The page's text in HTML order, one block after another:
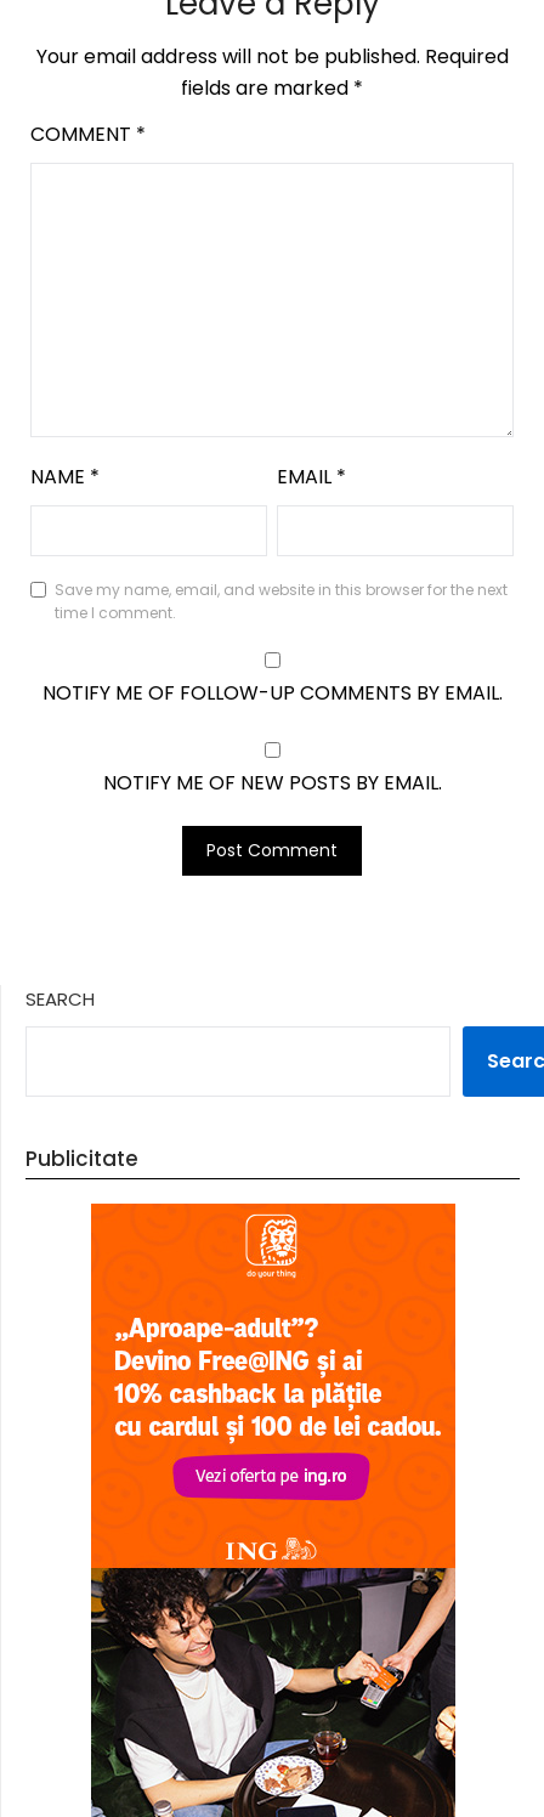
Your email address will not be published. Required
fields are marked *
COMMENT *
NAME * EMAIL *
Save my name, email, and website in this browser for the next
time I comment.
NOTIFY ME OF FOLLOW-UP COMMENTS BY EMAIL.
NOTIFY ME OF NEW POSTS BY EMAIL.
SEARCH
Publicitate